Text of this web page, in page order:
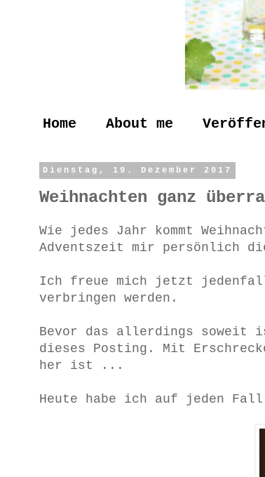
Home About me
Dienstag, 19. Dezember 2017
Weihnachten ganz
Wie jedes Jahr kommt
Adventszeit mir persönlich
Ich freue mich jetzt
verbringen werden.
Bevor das allerdings soweit
dieses Posting. Mit
her ist ...
Heute habe ich auf jeden